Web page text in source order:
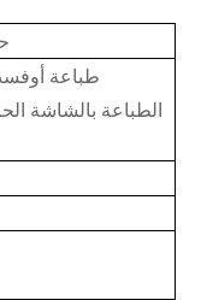
طباعة
الطباعة بالشاشة